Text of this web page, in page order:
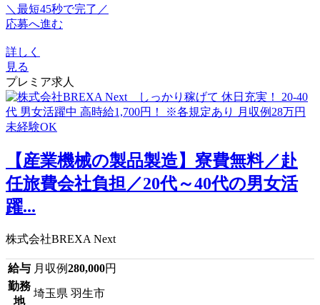
＼最短45秒で完了／
応募へ進む
詳しく
見る
プレミア求人
【産業機械の製品製造】寮費無料／赴
任旅費会社負担／20代～40代の男女活
躍...
株式会社BREXA Next
給与 月収例280,000円
勤務
地
埼玉県 羽生市